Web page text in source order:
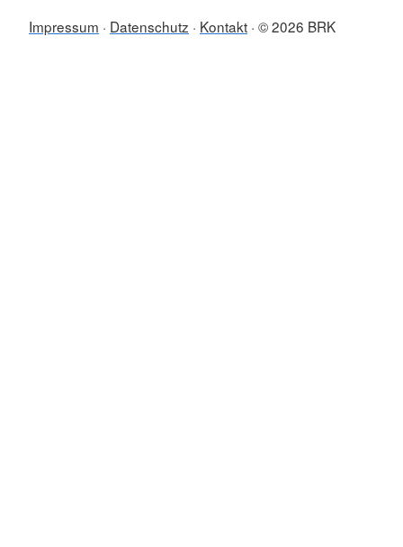
Impressum Datenschutz Kontakt © 2026 BRK